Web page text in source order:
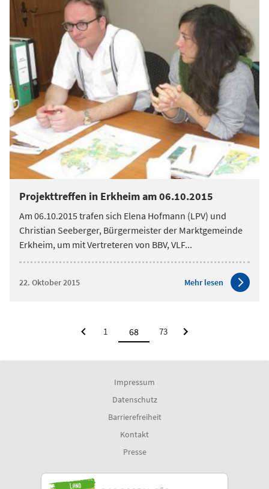
Projekttreffen in Erkheim am 06.10.2015
Am 06.10.2015 trafen sich Elena Hofmann (LPV) und
Christian Seeberger, Bürgermeister der Marktgemeinde
Erkheim, um mit Vertreteren von BBV, VLF...
22. Oktober 2015 Mehr lesen
1 73
Impressum
Datenschutz
Barrierefreiheit
Kontakt
Presse